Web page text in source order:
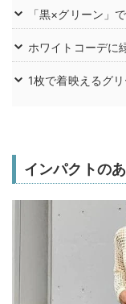
「黒×グリーン」
ホワイトコーデに
1枚で着映えるグ
インパクトの